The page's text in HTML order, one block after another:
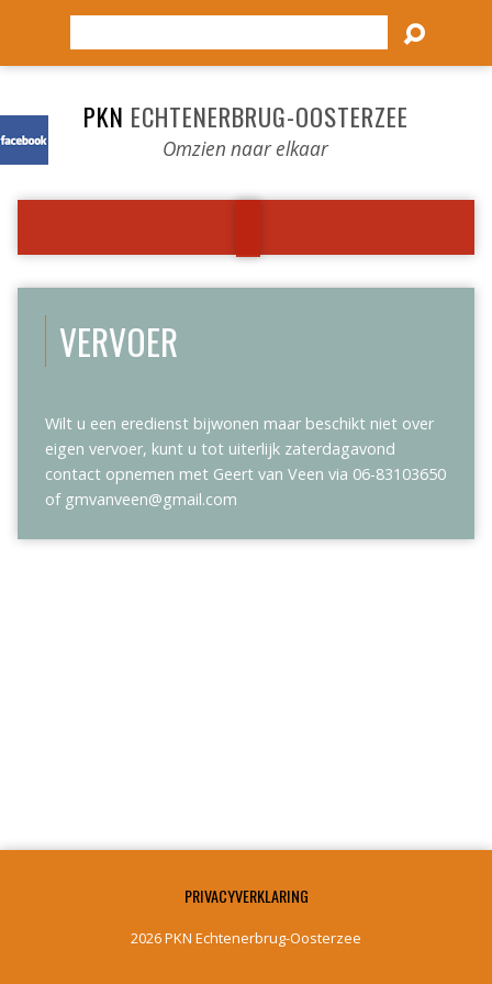
PKN ECHTENERBRUG-OOSTERZEE
Omzien naar elkaar
VERVOER
Wilt u een eredienst bijwonen maar beschikt niet over
eigen vervoer, kunt u tot uiterlijk zaterdagavond
contact opnemen met Geert van Veen via 06-83103650
of gmvanveen@gmail.com
PRIVACYVERKLARING
2026 PKN Echtenerbrug-Oosterzee